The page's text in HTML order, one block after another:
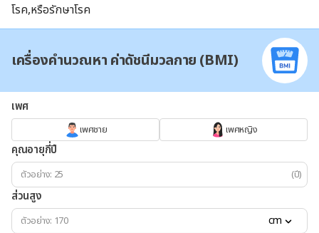
โรค,หรือรักษาโรค
เครื่องคำนวณหา ค่าดัชนีมวลกาย (BMI)
เพศ
เพศชาย เพศหญิง
คุณอายุกี่ปี
(ปี)
ส่วนสูง
cm